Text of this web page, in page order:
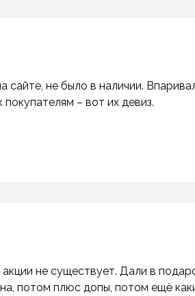
сайте, не было в наличии.
– вот их девиз.
не существует. Дали в
потом плюс допы, потом ещё